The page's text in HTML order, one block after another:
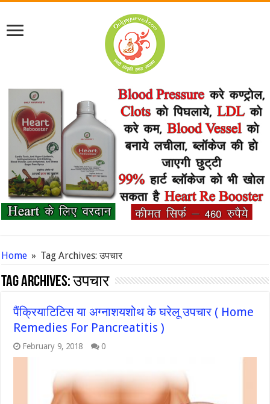
Home » Tag Archives: उपचार
Tag Archives:उपचार
पैंक्रियाटिटिस या अग्नाशयशोथ के घरेलू उपचार ( Home
Remedies For Pancreatitis )
February 9, 2018 0